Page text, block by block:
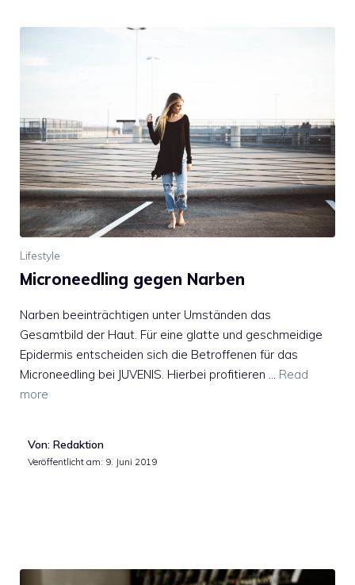
Lifestyle
Microneedling gegen Narben
Narben beeinträchtigen unter Umständen das
Gesamtbild der Haut. Für eine glatte und geschmeidige
Epidermis entscheiden sich die Betroffenen für das
Microneedling bei JUVENIS. Hierbei profitieren … Read
more
Von: Redaktion
Veröffentlicht am: 9. Juni 2019